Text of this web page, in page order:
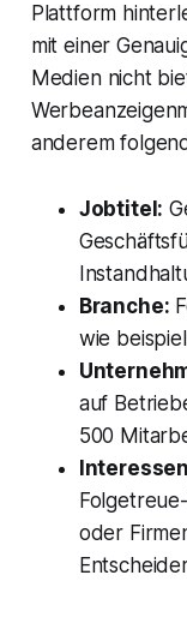
Plattform
mit einer
Medien nicht
anderem
Jobtitel:
Branche:
wie
auf
500
oder